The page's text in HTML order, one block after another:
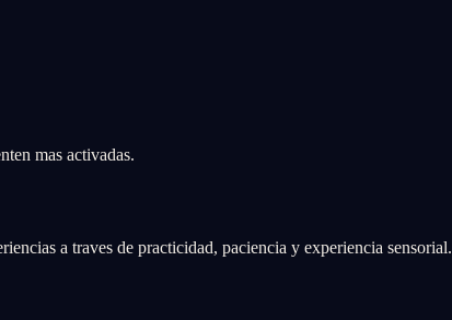
mas activadas.
a traves de practicidad, paciencia y experiencia sensorial.